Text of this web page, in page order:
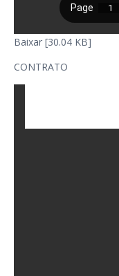
Baixar [30.04 KB]
CONTRATO